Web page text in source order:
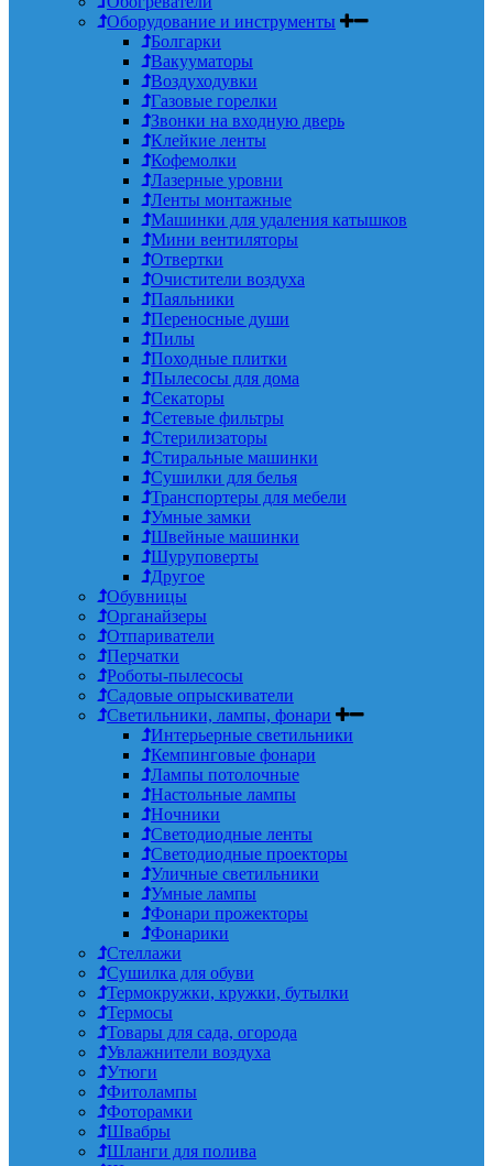
Оборудование и инструменты
Болгарки
Вакууматоры
Воздуходувки
Газовые горелки
Звонки на входную дверь
Клейкие ленты
Кофемолки
Лазерные уровни
Ленты монтажные
Машинки для удаления катышков
Мини вентиляторы
Отвертки
Очистители воздуха
Паяльники
Переносные души
Пилы
Походные плитки
Пылесосы для дома
Секаторы
Сетевые фильтры
Стерилизаторы
Стиральные машинки
Сушилки для белья
Транспортеры для мебели
Умные замки
Швейные машинки
Шуруповерты
Другое
Обувницы
Органайзеры
Отпариватели
Перчатки
Роботы-пылесосы
Садовые опрыскиватели
Светильники, лампы, фонари
Интерьерные светильники
Кемпинговые фонари
Лампы потолочные
Настольные лампы
Ночники
Светодиодные ленты
Светодиодные проекторы
Уличные светильники
Умные лампы
Фонари прожекторы
Фонарики
Стеллажи
Сушилка для обуви
Термокружки, кружки, бутылки
Термосы
Товары для сада, огорода
Увлажнители воздуха
Утюги
Фитолампы
Фоторамки
Швабры
Шланги для полива